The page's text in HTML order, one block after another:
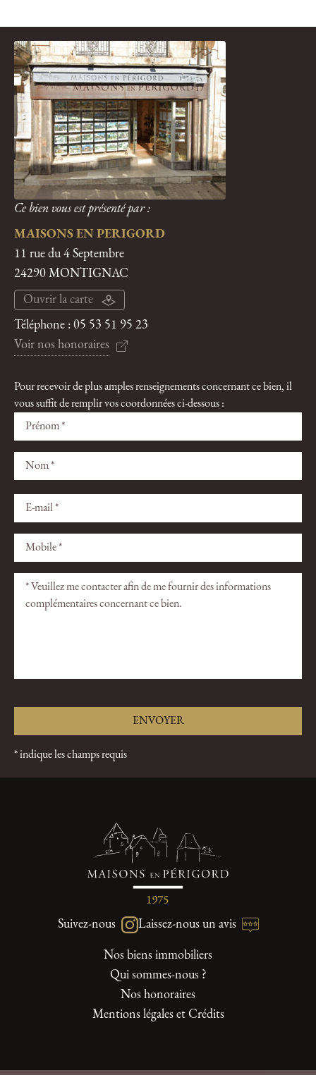
Ce bien vous est présenté par :
MAISONS EN PERIGORD
11 rue du 4 Septembre
24290 MONTIGNAC
Ouvrir la carte
Téléphone : 05 53 51 95 23
Voir nos honoraires
Pour recevoir de plus amples renseignements concernant ce bien, il
vous suffit de remplir vos coordonnées ci-dessous :
Veuillez
ce
champ
Veuillez
ce
champ
* indique les champs requis
Suivez-nous Laissez-nous un avis
Nos biens immobiliers
Qui sommes-nous ?
Nos honoraires
Mentions légales et Crédits